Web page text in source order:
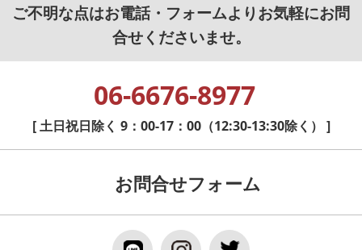
ご不明な点はお電話・フォームよりお気軽にお問
合せくださいませ。
06-6676-8977
[ 土日祝日除く 9：00-17：00（12:30-13:30除く） ]
お問合せフォーム